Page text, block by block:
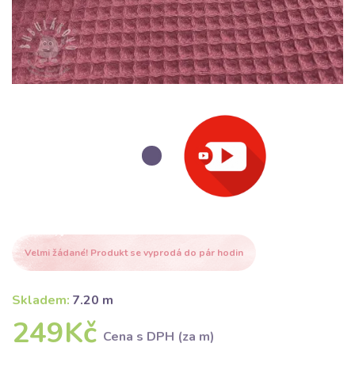
Velmi žádané! Produkt se vyprodá do pár hodin
Skladem: 7.20 m
249Kč Cena s DPH (za m)